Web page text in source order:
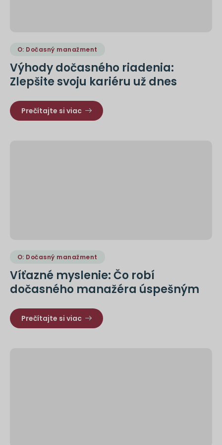
O: Dočasný manažment
Výhody dočasného riadenia:
Zlepšite svoju kariéru už dnes
Prečítajte si viac
O: Dočasný manažment
Víťazné myslenie: Čo robí
dočasného manažéra úspešným
Prečítajte si viac